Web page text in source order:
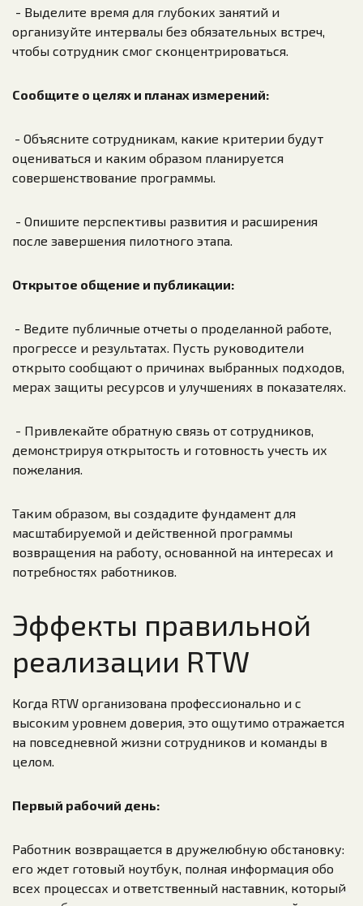
- Выделите время для глубоких занятий и
организуйте интервалы без обязательных встреч,
чтобы сотрудник смог сконцентрироваться.
Сообщите о целях и планах измерений:
- Объясните сотрудникам, какие критерии будут
оцениваться и каким образом планируется
совершенствование программы.
- Опишите перспективы развития и расширения
после завершения пилотного этапа.
Открытое общение и публикации:
- Ведите публичные отчеты о проделанной работе,
прогрессе и результатах. Пусть руководители
открыто сообщают о причинах выбранных подходов,
мерах защиты ресурсов и улучшениях в показателях.
- Привлекайте обратную связь от сотрудников,
демонстрируя открытость и готовность учесть их
пожелания.
Таким образом, вы создадите фундамент для
масштабируемой и действенной программы
возвращения на работу, основанной на интересах и
потребностях работников.
Эффекты правильной
реализации RTW
Когда RTW организована профессионально и с
высоким уровнем доверия, это ощутимо отражается
на повседневной жизни сотрудников и команды в
целом.
Первый рабочий день:
Работник возвращается в дружелюбную обстановку:
его ждет готовый ноутбук, полная информация обо
всех процессах и ответственный наставник, который